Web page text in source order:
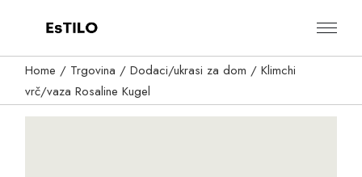
Home Trgovina Dodaci/ukrasi za dom
Klimchi
vrč/vaza Rosaline Kugel